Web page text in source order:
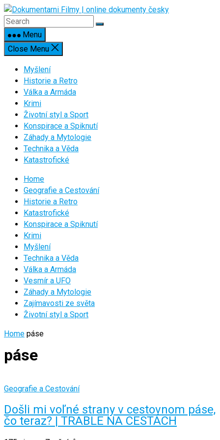
Skip
to
contentMenu
Close Menu
Myšlení
Historie a Retro
Válka a Armáda
Krimi
Životní styl a Sport
Konspirace a Spiknutí
Záhady a Mytologie
Technika a Věda
Katastrofické
Home
Geografie a Cestování
Historie a Retro
Katastrofické
Konspirace a Spiknutí
Krimi
Myšlení
Technika a Věda
Válka a Armáda
Vesmír a UFO
Záhady a Mytologie
Zajímavosti ze světa
Životní styl a Sport
Home páse
páse
Geografie a Cestování
Došli mi voľné strany v cestovnom páse,
čo teraz? | TRABLE NA CESTÁCH